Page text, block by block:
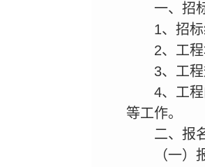
一、招
1、招
2、工
3、工
4、工
等工作。
二、报
（一